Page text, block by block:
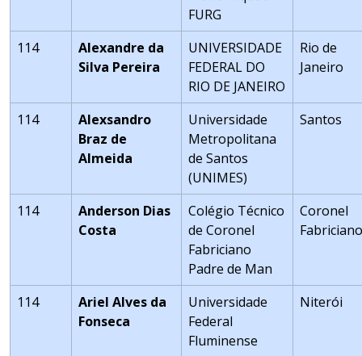
FURG
114
Alexandre da
Silva Pereira
UNIVERSIDADE
FEDERAL DO
RIO DE JANEIRO
Rio de
Janeiro
114
Alexsandro
Braz de
Almeida
Universidade
Metropolitana
de Santos
(UNIMES)
Santos
114
Anderson Dias
Costa
Colégio Técnico
de Coronel
Fabriciano
Padre de Man
Coronel
Fabriciano
114
Ariel Alves da
Fonseca
Universidade
Federal
Fluminense
Niterói